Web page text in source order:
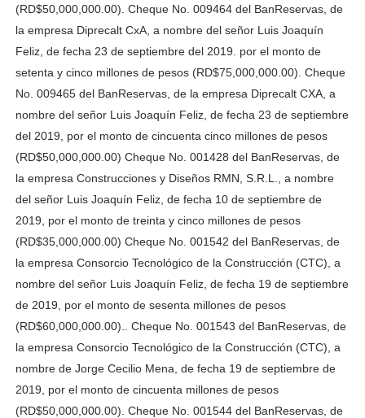
(RD$50,000,000.00). Cheque No. 009464 del BanReservas, de
la empresa Diprecalt CxA, a nombre del señor Luis Joaquín
Feliz, de fecha 23 de septiembre del 2019. por el monto de
setenta y cinco millones de pesos (RD$75,000,000.00). Cheque
No. 009465 del BanReservas, de la empresa Diprecalt CXA, a
nombre del señor Luis Joaquín Feliz, de fecha 23 de septiembre
del 2019, por el monto de cincuenta cinco millones de pesos
(RD$50,000,000.00) Cheque No. 001428 del BanReservas, de
la empresa Construcciones y Diseños RMN, S.R.L., a nombre
del señor Luis Joaquín Feliz, de fecha 10 de septiembre de
2019, por el monto de treinta y cinco millones de pesos
(RD$35,000,000.00) Cheque No. 001542 del BanReservas, de
la empresa Consorcio Tecnológico de la Construcción (CTC), a
nombre del señor Luis Joaquín Feliz, de fecha 19 de septiembre
de 2019, por el monto de sesenta millones de pesos
(RD$60,000,000.00).. Cheque No. 001543 del BanReservas, de
la empresa Consorcio Tecnológico de la Construcción (CTC), a
nombre de Jorge Cecilio Mena, de fecha 19 de septiembre de
2019, por el monto de cincuenta millones de pesos
(RD$50,000,000.00). Cheque No. 001544 del BanReservas, de